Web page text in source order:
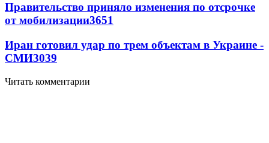
Правительство приняло изменения по отсрочке
от мобилизации3651
Иран готовил удар по трем объектам в Украине -
СМИ3039
Читать комментарии